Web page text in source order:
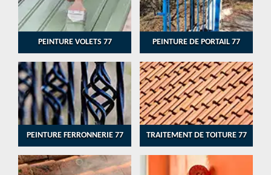
PEINTURE VOLETS 77 PEINTURE DE PORTAIL 77
PEINTURE FERRONNERIE 77 TRAITEMENT DE TOITURE 77